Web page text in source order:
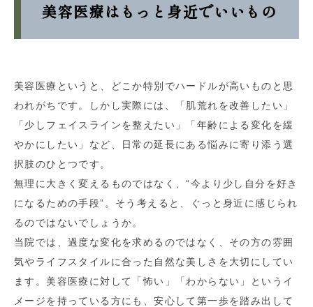
美容医療はもっと身近でいいもの
美容医療というと、どこか特別でハードルが高いものと思
われがちです。しかし実際には、「肌荒れを改善したい」
「少しフェイスラインを整えたい」「年齢による変化を緩
やかにしたい」など、日常の延長にある悩みに寄り添う選
択肢のひとつです。
無理に大きく変えるものではなく、“今より少し自分を好き
になるための手段”。そう考えると、ぐっと身近に感じられ
るのではないでしょうか。
当院では、過度な変化を求めるのではなく、その方の雰囲
気やライフスタイルに合った自然な美しさを大切にしてい
ます。美容医療に対して「怖い」「わからない」というイ
メージを持っている方にも、安心して第一歩を踏み出して